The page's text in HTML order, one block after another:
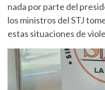
nada por parte del
los ministros del STJ
estas situaciones de